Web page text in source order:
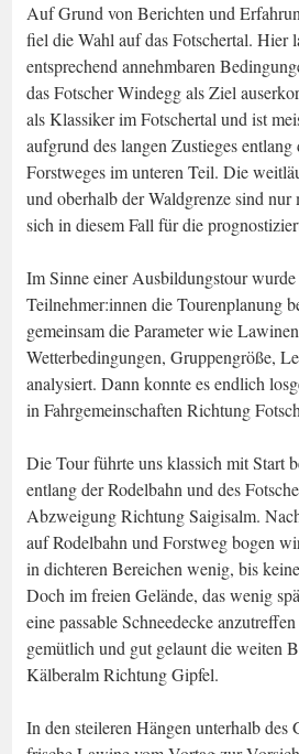
Auf Grund von Berichten und
fiel die Wahl auf das Fotschertal. Hier
entsprechend annehmbaren
das Fotscher Windegg als Ziel
als Klassiker im Fotschertal und ist
aufgrund des langen Zustieges
Forstweges im unteren Teil. Die
und oberhalb der Waldgrenze sind
sich in diesem Fall für die
Im Sinne einer Ausbildungstour
Teilnehmer:innen die Tourenplanung
gemeinsam die Parameter wie
Wetterbedingungen, Gruppengröße,
analysiert. Dann konnte es endlich
in Fahrgemeinschaften Richtung
Die Tour führte uns klassich mit Start
entlang der Rodelbahn und des
Abzweigung Richtung Saigisalm.
auf Rodelbahn und Forstweg bogen
in dichteren Bereichen wenig, bis
Doch im freien Gelände, das wenig
eine passable Schneedecke
gemütlich und gut gelaunt die weiten
Kälberalm Richtung Gipfel.
In den steileren Hängen unterhalb des